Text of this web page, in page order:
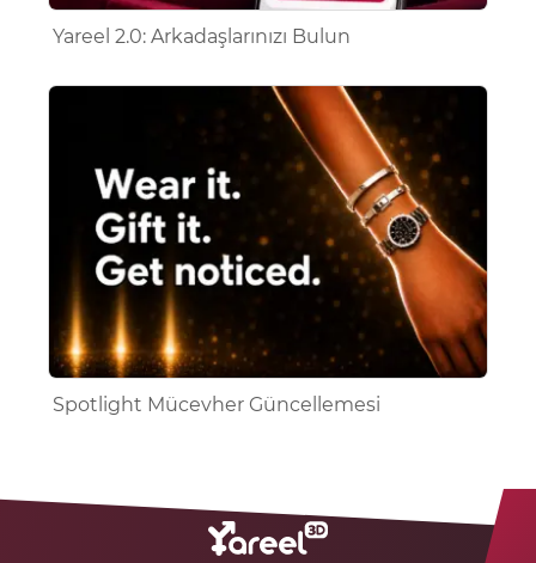
Yareel 2.0: Arkadaşlarınızı Bulun
Spotlight Mücevher Güncellemesi